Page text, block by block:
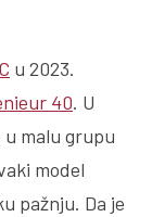
u 2023.
40. U
malu grupu
model
pažnju. Da je